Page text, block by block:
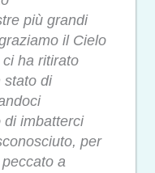
più grandi
il Cielo
ha ritirato
stato di
di imbatterci
per
a